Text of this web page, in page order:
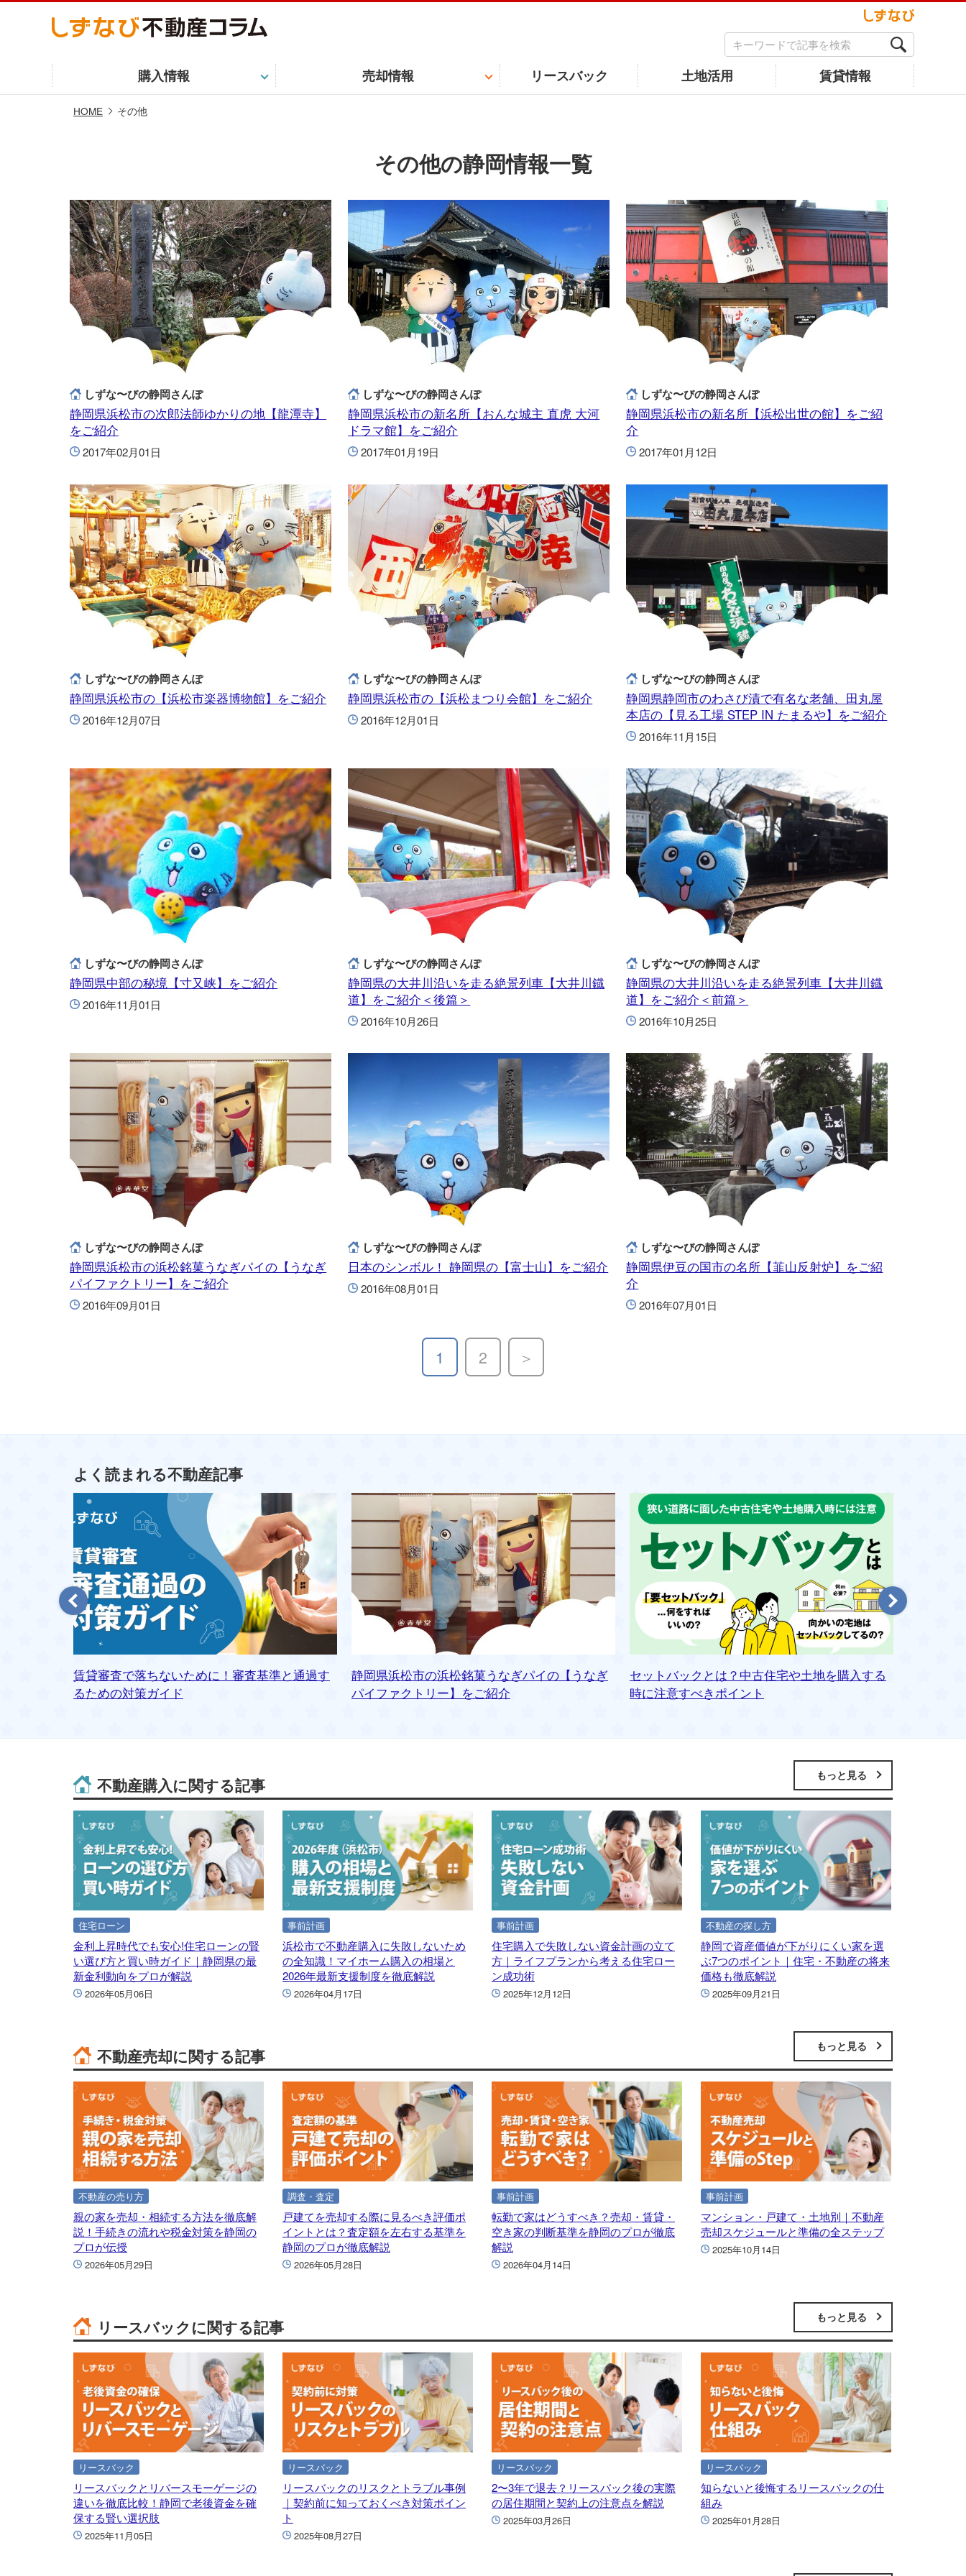
購入情報 売却情報 リースバック 土地活用 賃貸情報
HOME その他
その他の静岡情報一覧
しずな〜びの静岡さんぽ
静岡県浜松市の次郎法師ゆかりの地【龍潭寺】
をご紹介
2017年02月01日
しずな〜びの静岡さんぽ
静岡県浜松市の新名所【おんな城主 直虎 大河
ドラマ館】をご紹介
2017年01月19日
しずな〜びの静岡さんぽ
静岡県浜松市の新名所【浜松出世の館】をご紹
介
2017年01月12日
しずな〜びの静岡さんぽ
静岡県浜松市の【浜松市楽器博物館】をご紹介
2016年12月07日
しずな〜びの静岡さんぽ
静岡県浜松市の【浜松まつり会館】をご紹介
2016年12月01日
しずな〜びの静岡さんぽ
静岡県静岡市のわさび漬で有名な老舗、田丸屋
本店の【見る工場 STEP IN たまるや】をご紹介
2016年11月15日
しずな〜びの静岡さんぽ
静岡県中部の秘境【寸又峡】をご紹介
2016年11月01日
しずな〜びの静岡さんぽ
静岡県の大井川沿いを走る絶景列車【大井川鐡
道】をご紹介＜後篇＞
2016年10月26日
しずな〜びの静岡さんぽ
静岡県の大井川沿いを走る絶景列車【大井川鐡
道】をご紹介＜前篇＞
2016年10月25日
しずな〜びの静岡さんぽ
静岡県浜松市の浜松銘菓うなぎパイの【うなぎ
パイファクトリー】をご紹介
2016年09月01日
しずな〜びの静岡さんぽ
日本のシンボル！ 静岡県の【富士山】をご紹介
2016年08月01日
しずな〜びの静岡さんぽ
静岡県伊豆の国市の名所【韮山反射炉】をご紹
介
2016年07月01日
1 2
よく読まれる不動産記事
賃貸審査で落ちないために！審査基準と通過す
るための対策ガイド
静岡県浜松市の浜松銘菓うなぎパイの【うなぎ
パイファクトリー】をご紹介
セットバックとは？中古住宅や土地を購入する
時に注意すべきポイント
不動産購入に関する記事
住宅ローン
金利上昇時代でも安心!住宅ローンの賢
い選び方と買い時ガイド｜静岡県の最
新金利動向をプロが解説
2026年05月06日
事前計画
浜松市で不動産購入に失敗しないため
の全知識！マイホーム購入の相場と
2026年最新支援制度を徹底解説
2026年04月17日
事前計画
住宅購入で失敗しない資金計画の立て
方｜ライフプランから考える住宅ロー
ン成功術
2025年12月12日
不動産の探し方
静岡で資産価値が下がりにくい家を選
ぶ7つのポイント｜住宅・不動産の将来
価格も徹底解説
2025年09月21日
もっと見る
不動産売却に関する記事
不動産の売り方
親の家を売却・相続する方法を徹底解
説！手続きの流れや税金対策を静岡の
プロが伝授
2026年05月29日
調査・査定
戸建てを売却する際に見るべき評価ポ
イントとは？査定額を左右する基準を
静岡のプロが徹底解説
2026年05月28日
事前計画
転勤で家はどうすべき？売却・賃貸・
空き家の判断基準を静岡のプロが徹底
解説
2026年04月14日
事前計画
マンション・戸建て・土地別｜不動産
売却スケジュールと準備の全ステップ
2025年10月14日
もっと見る
リースバックに関する記事
リースバック
リースバックとリバースモーゲージの
違いを徹底比較！静岡で老後資金を確
保する賢い選択肢
2025年11月05日
リースバック
リースバックのリスクとトラブル事例
｜契約前に知っておくべき対策ポイン
ト
2025年08月27日
リースバック
2〜3年で退去？リースバック後の実際
の居住期間と契約上の注意点を解説
2025年03月26日
リースバック
知らないと後悔するリースバックの仕
組み
2025年01月28日
もっと見る